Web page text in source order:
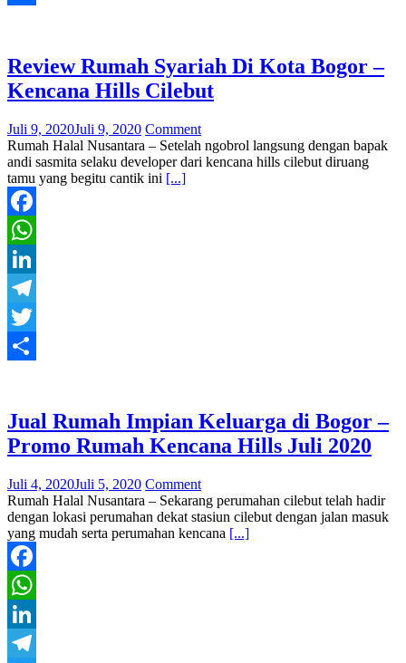
Review Rumah Syariah Di Kota Bogor –
Kencana Hills Cilebut
Juli 9, 2020Juli 9, 2020 Comment
Rumah Halal Nusantara – Setelah ngobrol langsung dengan bapak
andi sasmita selaku developer dari kencana hills cilebut diruang
tamu yang begitu cantik ini [...]
Facebook
WhatsApp
LinkedIn
Telegram
Twitter
Jual Rumah Impian Keluarga di Bogor –
Promo Rumah Kencana Hills Juli 2020
Juli 4, 2020Juli 5, 2020 Comment
Rumah Halal Nusantara – Sekarang perumahan cilebut telah hadir
dengan lokasi perumahan dekat stasiun cilebut dengan jalan masuk
yang mudah serta perumahan kencana [...]
Facebook
WhatsApp
LinkedIn